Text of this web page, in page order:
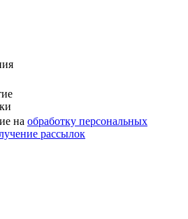
на обработку персональных
рассылок